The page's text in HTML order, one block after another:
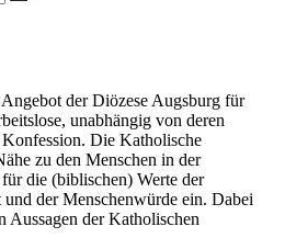
der Diözese Augsburg für
unabhängig von deren
Die Katholische
zu den Menschen in der
die (biblischen) Werte der
der Menschenwürde ein. Dabei
Aussagen der Katholischen